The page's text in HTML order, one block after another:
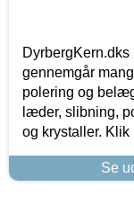
gennemgår
polering og
læder, slibning,
og krystaller. Klik
Se